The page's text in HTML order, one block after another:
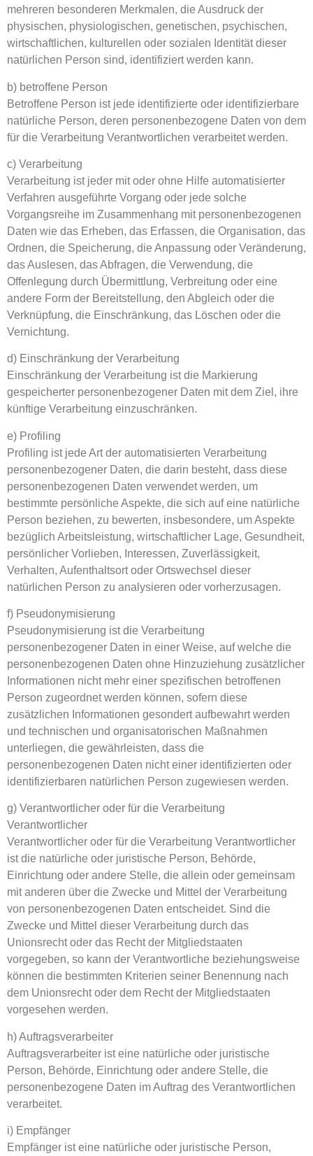
mehreren besonderen Merkmalen, die Ausdruck der
physischen, physiologischen, genetischen, psychischen,
wirtschaftlichen, kulturellen oder sozialen Identität dieser
natürlichen Person sind, identifiziert werden kann.
b) betroffene Person
Betroffene Person ist jede identifizierte oder identifizierbare
natürliche Person, deren personenbezogene Daten von dem
für die Verarbeitung Verantwortlichen verarbeitet werden.
c) Verarbeitung
Verarbeitung ist jeder mit oder ohne Hilfe automatisierter
Verfahren ausgeführte Vorgang oder jede solche
Vorgangsreihe im Zusammenhang mit personenbezogenen
Daten wie das Erheben, das Erfassen, die Organisation, das
Ordnen, die Speicherung, die Anpassung oder Veränderung,
das Auslesen, das Abfragen, die Verwendung, die
Offenlegung durch Übermittlung, Verbreitung oder eine
andere Form der Bereitstellung, den Abgleich oder die
Verknüpfung, die Einschränkung, das Löschen oder die
Vernichtung.
d) Einschränkung der Verarbeitung
Einschränkung der Verarbeitung ist die Markierung
gespeicherter personenbezogener Daten mit dem Ziel, ihre
künftige Verarbeitung einzuschränken.
e) Profiling
Profiling ist jede Art der automatisierten Verarbeitung
personenbezogener Daten, die darin besteht, dass diese
personenbezogenen Daten verwendet werden, um
bestimmte persönliche Aspekte, die sich auf eine natürliche
Person beziehen, zu bewerten, insbesondere, um Aspekte
bezüglich Arbeitsleistung, wirtschaftlicher Lage, Gesundheit,
persönlicher Vorlieben, Interessen, Zuverlässigkeit,
Verhalten, Aufenthaltsort oder Ortswechsel dieser
natürlichen Person zu analysieren oder vorherzusagen.
f) Pseudonymisierung
Pseudonymisierung ist die Verarbeitung
personenbezogener Daten in einer Weise, auf welche die
personenbezogenen Daten ohne Hinzuziehung zusätzlicher
Informationen nicht mehr einer spezifischen betroffenen
Person zugeordnet werden können, sofern diese
zusätzlichen Informationen gesondert aufbewahrt werden
und technischen und organisatorischen Maßnahmen
unterliegen, die gewährleisten, dass die
personenbezogenen Daten nicht einer identifizierten oder
identifizierbaren natürlichen Person zugewiesen werden.
g) Verantwortlicher oder für die Verarbeitung
Verantwortlicher
Verantwortlicher oder für die Verarbeitung Verantwortlicher
ist die natürliche oder juristische Person, Behörde,
Einrichtung oder andere Stelle, die allein oder gemeinsam
mit anderen über die Zwecke und Mittel der Verarbeitung
von personenbezogenen Daten entscheidet. Sind die
Zwecke und Mittel dieser Verarbeitung durch das
Unionsrecht oder das Recht der Mitgliedstaaten
vorgegeben, so kann der Verantwortliche beziehungsweise
können die bestimmten Kriterien seiner Benennung nach
dem Unionsrecht oder dem Recht der Mitgliedstaaten
vorgesehen werden.
h) Auftragsverarbeiter
Auftragsverarbeiter ist eine natürliche oder juristische
Person, Behörde, Einrichtung oder andere Stelle, die
personenbezogene Daten im Auftrag des Verantwortlichen
verarbeitet.
i) Empfänger
Empfänger ist eine natürliche oder juristische Person,